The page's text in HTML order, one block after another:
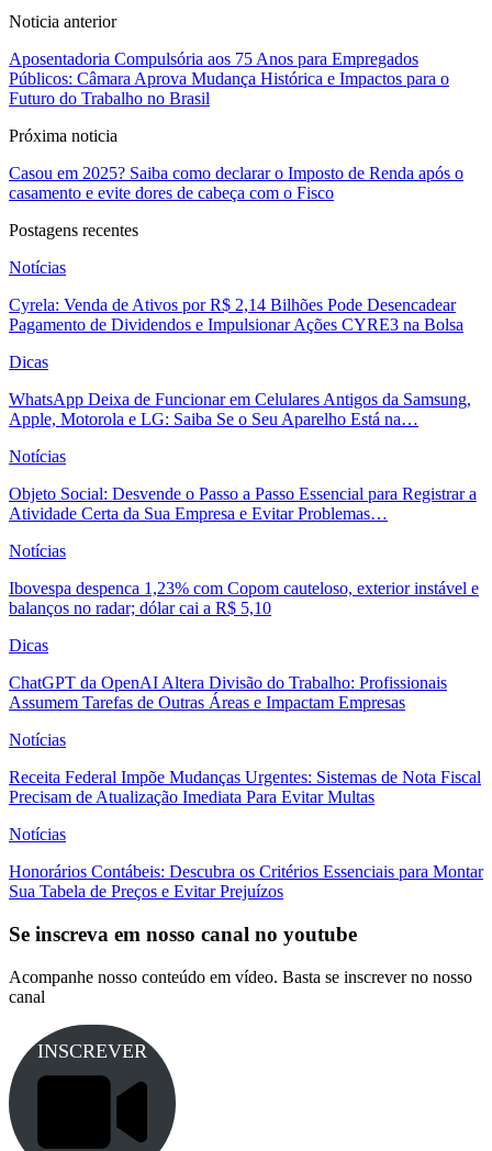
Noticia anterior
Aposentadoria Compulsória aos 75 Anos para Empregados
Públicos: Câmara Aprova Mudança Histórica e Impactos para o
Futuro do Trabalho no Brasil
Próxima noticia
Casou em 2025? Saiba como declarar o Imposto de Renda após o
casamento e evite dores de cabeça com o Fisco
Postagens recentes
Notícias
Cyrela: Venda de Ativos por R$ 2,14 Bilhões Pode Desencadear
Pagamento de Dividendos e Impulsionar Ações CYRE3 na Bolsa
Dicas
WhatsApp Deixa de Funcionar em Celulares Antigos da Samsung,
Apple, Motorola e LG: Saiba Se o Seu Aparelho Está na…
Notícias
Objeto Social: Desvende o Passo a Passo Essencial para Registrar a
Atividade Certa da Sua Empresa e Evitar Problemas…
Notícias
Ibovespa despenca 1,23% com Copom cauteloso, exterior instável e
balanços no radar; dólar cai a R$ 5,10
Dicas
ChatGPT da OpenAI Altera Divisão do Trabalho: Profissionais
Assumem Tarefas de Outras Áreas e Impactam Empresas
Notícias
Receita Federal Impõe Mudanças Urgentes: Sistemas de Nota Fiscal
Precisam de Atualização Imediata Para Evitar Multas
Notícias
Honorários Contábeis: Descubra os Critérios Essenciais para Montar
Sua Tabela de Preços e Evitar Prejuízos
Se inscreva em nosso canal no youtube
Acompanhe nosso conteúdo em vídeo. Basta se inscrever no nosso
canal
INSCREVER